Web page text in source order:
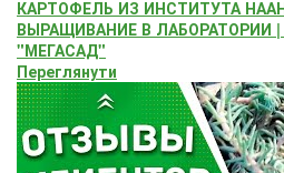
КАРТОФЕЛЬ ИЗ ИНСТИТУТА
ВЫРАЩИВАНИЕ В ЛАБОРАТОРИИ
"МЕГАСАД"
Переглянути